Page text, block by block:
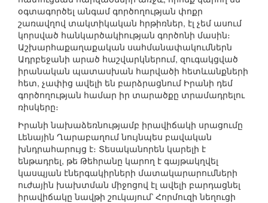
օգտագործել անգամ գործողության փոքր
շառավղով տակտիկական հրթիռներ, էլ չեմ ասում
կորսված հանկարծակիության գործոնի մասին։
Աշխարհաքաղաքական սահմանափակումներն
Ադրբեջանի արած հաշվարկներում, զուգակցված
իրանական պատասխան հարվածի հետևանքների
հետ, չափից ավելի են բարձրացնում Իրանի դեմ
գործողության համար իր տարածքը տրամադրելու
ռիսկերը։
Իրանի նախաձեռնությամբ իրավիճակի սրացումը
Լենային Ղարաբաղում նույնպես բավական
խնդրահարույց է։ Տեսականորեն կարելի է
ենթադրել, թե Թեհրանը կարող է գայթակղվել
կասպյան էներգակիրների մատակարարումների
ուժային խախտման միջոցով էլ ավելի բարդացնել
իրավիճակը նավթի շուկայում՝ Հորմուզի նեղուցի